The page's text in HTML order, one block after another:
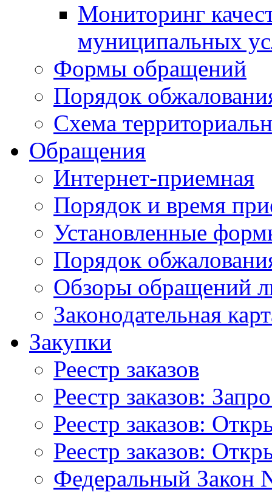
Мониторинг
муниципальных
Формы обращений
Порядок
Схема
Обращения
Интернет-приемная
Порядок и время
Установленные
Порядок
Обзоры обращений
Законодательная
Закупки
Реестр заказов
Реестр заказов:
Реестр заказов:
Реестр заказов:
Федеральный Закон